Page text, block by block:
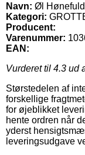
Navn: Øl
Kategori:
Producent:
Varenummer:
EAN:
Vurderet til 4.3 ud
Størstedelen af
forskellige
for øjeblikket
hente ordren når
yderst
leveringsudgave